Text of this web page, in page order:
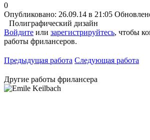
0
Опубликовано: 26.09.14 в 21:05
Полиграфический дизайн
Войдите или зарегистрируйтесь, чтобы
работы фрилансеров.
Предыдущая работа Следующая работа
Другие работы фрилансера